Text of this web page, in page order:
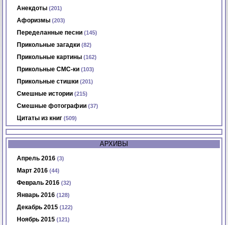
Анекдоты (201)
Афоризмы (203)
Переделанные песни (145)
Прикольные загадки (82)
Прикольные картины (162)
Прикольные СМС-ки (103)
Прикольные стишки (201)
Смешные истории (215)
Смешные фотографии (37)
Цитаты из книг (509)
АРХИВЫ
Апрель 2016 (3)
Март 2016 (44)
Февраль 2016 (32)
Январь 2016 (128)
Декабрь 2015 (122)
Ноябрь 2015 (121)